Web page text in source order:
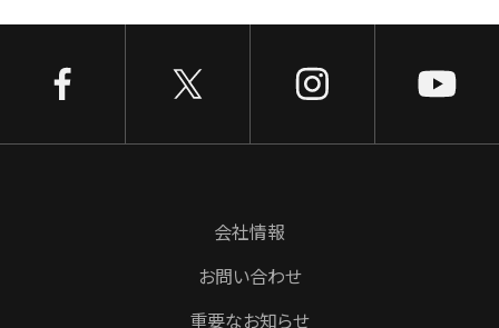
会社情報
お問い合わせ
重要なお知らせ